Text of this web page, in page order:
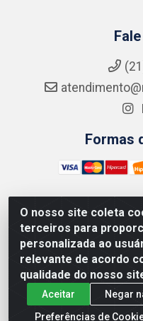
O nosso site coleta
terceiros para
personalizada ao
relevante de acordo
qualidade do nosso
Aceitar
Negar
Preferências de
Formas
NUTRY MAX
LTDA - RUA DO
CNPJ: